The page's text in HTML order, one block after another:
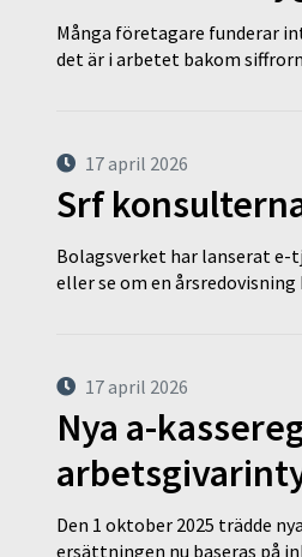
Många företagare funderar
det är i arbetet bakom
17 april 2026
Srf
Bolagsverket har lanserat e-
eller se om en
17 april 2026
Nya a-
Den 1 oktober 2025 trädde
ersättningen nu baseras på